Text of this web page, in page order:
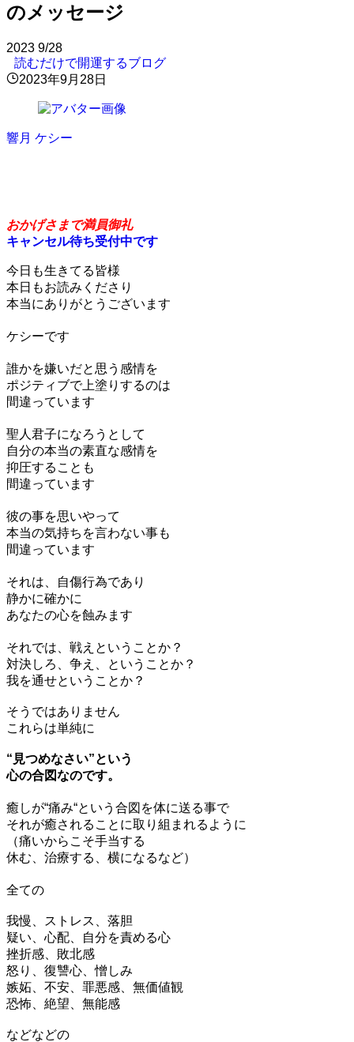
のメッセージ
2023 9/28
読むだけで開運するブログ
2023年9月28日
響月 ケシー
おかげさまで満員御礼
キャンセル待ち受付中です
今日も生きてる皆様
本日もお読みくださり
本当にありがとうございます
ケシーです
誰かを嫌いだと思う感情を
ポジティブで上塗りするのは
間違っています
聖人君子になろうとして
自分の本当の素直な感情を
抑圧することも
間違っています
彼の事を思いやって
本当の気持ちを言わない事も
間違っています
それは、自傷行為であり
静かに確かに
あなたの心を蝕みます
それでは、戦えということか？
対決しろ、争え、ということか？
我を通せということか？
そうではありません
これらは単純に
“見つめなさい”という
心の合図なのです。
癒しが“痛み“という合図を体に送る事で
それが癒されることに取り組まれるように
（痛いからこそ手当する
休む、治療する、横になるなど）
全ての
我慢、ストレス、落胆
疑い、心配、自分を責める心
挫折感、敗北感
怒り、復讐心、憎しみ
嫉妬、不安、罪悪感、無価値観
恐怖、絶望、無能感
などなどの